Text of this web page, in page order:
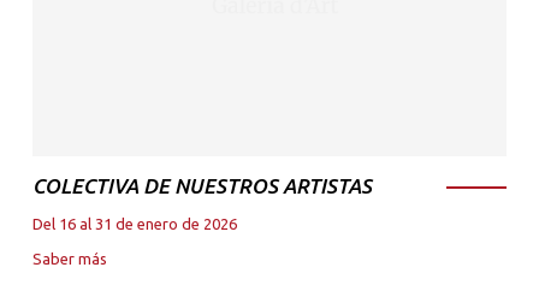
COLECTIVA DE NUESTROS ARTISTAS
Del 16 al 31 de enero de 2026
Saber más